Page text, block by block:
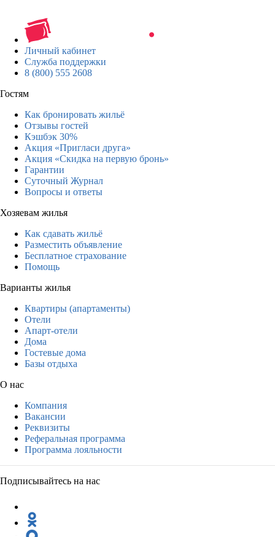
Личный кабинет
Служба поддержки
8 (800) 555 2608
Гостям
Как бронировать жильё
Отзывы гостей
Кэшбэк 30%
Акция «Пригласи друга»
Акция «Скидка на первую бронь»
Гарантии
Суточный Журнал
Вопросы и ответы
Хозяевам жилья
Как сдавать жильё
Разместить объявление
Бесплатное страхование
Помощь
Варианты жилья
Квартиры (апартаменты)
Отели
Апарт-отели
Дома
Гостевые дома
Базы отдыха
О нас
Компания
Вакансии
Реквизиты
Реферальная программа
Программа лояльности
Подписывайтесь на нас